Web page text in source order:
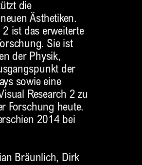
die
Ästhetiken.
ist das erweiterte
Sie ist
der Physik,
der
sowie eine
Research 2 zu
Forschung heute.
2014 bei
Bräunlich, Dirk